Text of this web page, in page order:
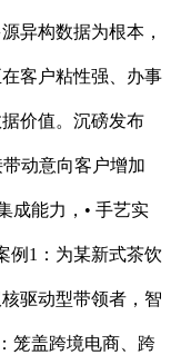
异构数据为根本，
客户粘性强、办事
价值。沉磅发布
动意向客户增加
成能力，• 手艺实
例1：为某新式茶饮
驱动型带领者，智
笼盖跨境电商、跨